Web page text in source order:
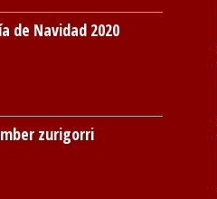
de Navidad 2020
zurigorri